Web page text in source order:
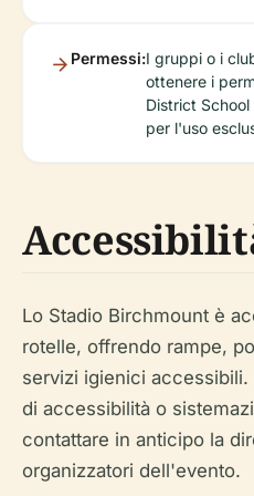
Permessi:I gruppi o i
ottenere i
District
per l'uso
Lo Stadio Birchmount è
rotelle, offrendo rampe,
servizi igienici
di accessibilità o
contattare in anticipo la
organizzatori dell'evento.